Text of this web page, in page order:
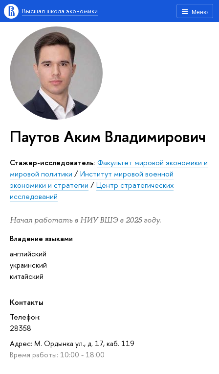
Меню
Высшая школа экономики
Паутов Аким Владимирович
Стажер-исследователь: Факультет мировой экономики и
мировой политики /Институт мировой военной
экономики и стратегии /Центр стратегических
исследований
Начал работать в НИУ ВШЭ в 2025 году.
Владение языками
английский
украинский
китайский
Контакты
Телефон:
28358
Адрес: М. Ордынка ул., д. 17, каб. 119
Время работы: 10:00 - 18:00